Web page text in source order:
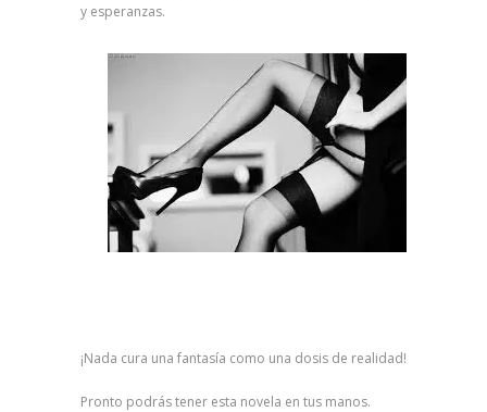
y esperanzas.
¡Nada cura una fantasía como una dosis de realidad!
Pronto podrás tener esta novela en tus manos.